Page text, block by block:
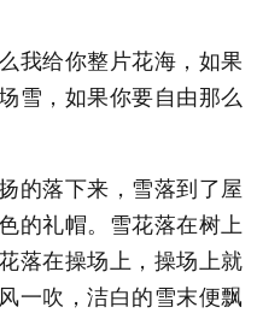
给你整片花海，如果
雪，如果你要自由那么
落下来，雪落到了屋
的礼帽。雪花落在树上
落在操场上，操场上就
一吹，洁白的雪末便飘